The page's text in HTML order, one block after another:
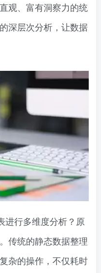
观、富有洞察力的统
深层次分析，让数据
进行多维度分析？原
传统的静态数据整理
杂的操作，不仅耗时